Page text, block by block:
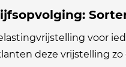
voor
deze vrijstelling